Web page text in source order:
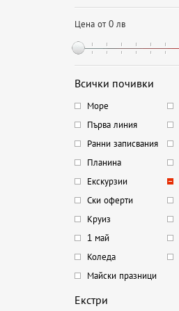
Цена от 0 лв
Всички почивки
Море
Първа линия
Ранни записвания
Планина
Екскурзии
Ски оферти
Круиз
1 май
Коледа
Майски празници
Екстри